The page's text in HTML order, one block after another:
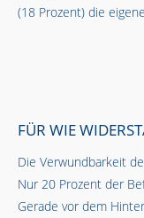
(18 Prozent) die
FÜR WIE
Die Verwundbarkeit
Nur 20 Prozent der
Gerade vor dem